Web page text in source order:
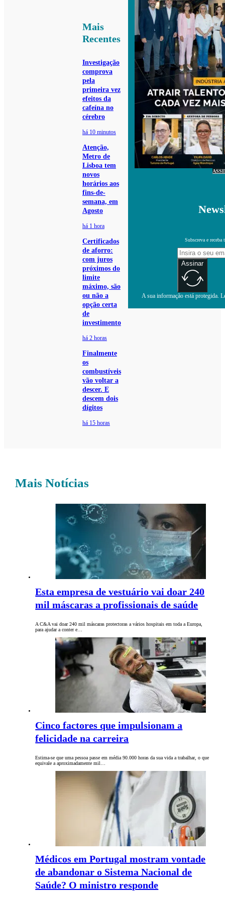
Mais
Recentes
Investigação
comprova
pela
primeira vez
efeitos da
cafeína no
cérebro
há 10 minutos
Atenção,
Metro de
Lisboa tem
novos
horários aos
fins-de-
semana, em
Agosto
há 1 hora
Certificados
de aforro:
com juros
próximos do
limite
máximo, são
ou não a
opção certa
de
investimento
há 2 horas
Finalmente
os
combustíveis
vão voltar a
descer. E
descem dois
dígitos
há 15 horas
Subscreva e receba
Assinar
A sua informação está protegida.
Mais Notícias
Esta empresa de vestuário vai doar 240
mil máscaras a profissionais de saúde
A C&A vai doar 240 mil máscaras protectoras a vários hospitais em toda a Europa,
para ajudar a conter e…
Cinco factores que impulsionam a
felicidade na carreira
Estima-se que uma pessoa passe em média 90.000 horas da sua vida a trabalhar, o que
equivale a aproximadamente mil…
Médicos em Portugal mostram vontade
de abandonar o Sistema Nacional de
Saúde? O ministro responde